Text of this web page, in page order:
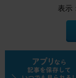
表示：